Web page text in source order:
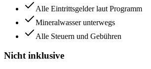
Alle Eintrittsgelder laut Programm
Mineralwasser unterwegs
Alle Steuern und Gebühren
Nicht inklusive